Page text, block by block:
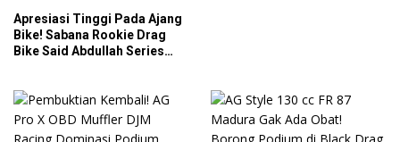
Apresiasi Tinggi Pada Ajang
Bike! Sabana Rookie Drag
Bike Said Abdullah Series
Kediri